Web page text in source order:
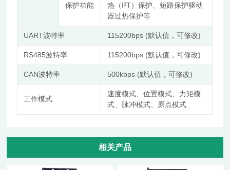
保护功能
热（ I²T）保护、短路保护驱动
器过热保护等
UART波特率 115200bps (默认值，可修改)
RS485波特率 115200bps (默认值，可修改)
CAN波特率 500kbps (默认值，可修改)
工作模式
速度模式、位置模式、力矩模
式、脉冲模式、原点模式
相关产品